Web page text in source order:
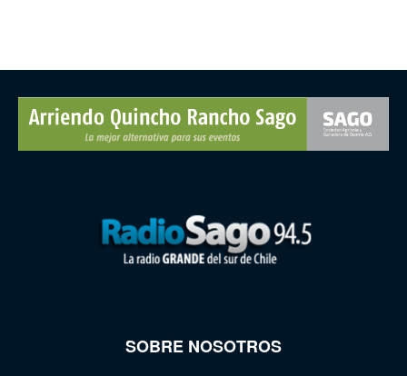
SOBRE NOSOTROS